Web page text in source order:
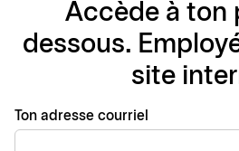
Accède à ton
dessous.
site
Se connecter avec
Ton adresse courriel